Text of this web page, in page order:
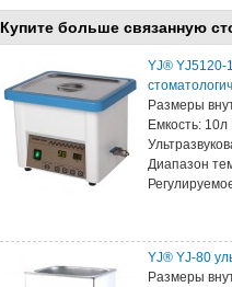
Купите больше связанную
YJ® YJ5120-
Размеры
Емкость: 10л
Диапазон
YJ® YJ-80
Размеры